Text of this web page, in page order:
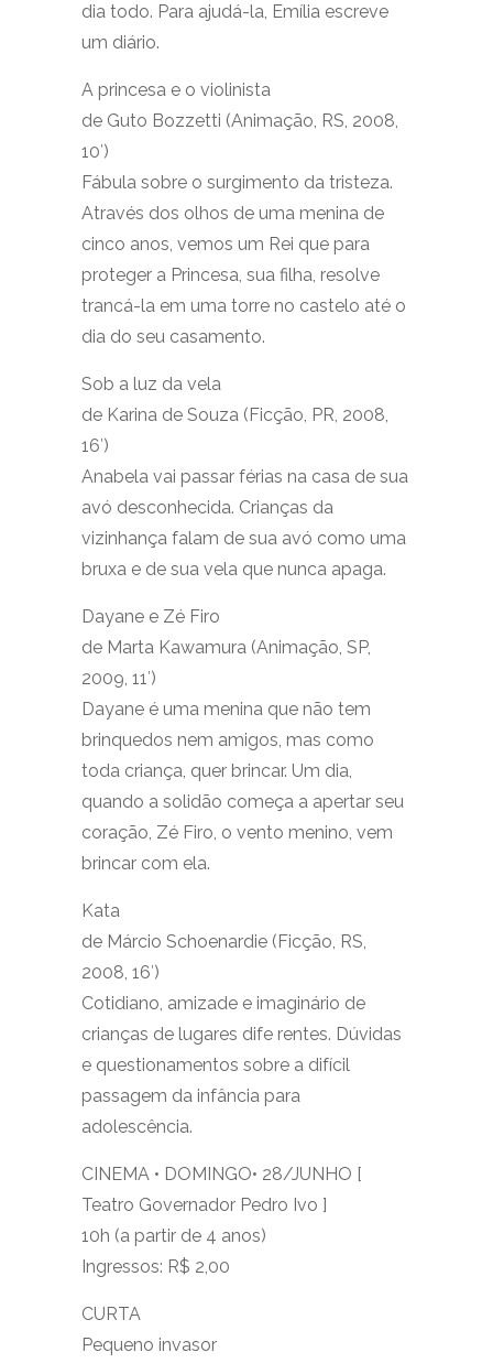
dia todo. Para ajudá-la, Emília escreve
um diário.
A princesa e o violinista
de Guto Bozzetti (Animação, RS, 2008,
10′)
Fábula sobre o surgimento da tristeza.
Através dos olhos de uma menina de
cinco anos, vemos um Rei que para
proteger a Princesa, sua filha, resolve
trancá-la em uma torre no castelo até o
dia do seu casamento.
Sob a luz da vela
de Karina de Souza (Ficção, PR, 2008,
16′)
Anabela vai passar férias na casa de sua
avó desconhecida. Crianças da
vizinhança falam de sua avó como uma
bruxa e de sua vela que nunca apaga.
Dayane e Zé Firo
de Marta Kawamura (Animação, SP,
2009, 11′)
Dayane é uma menina que não tem
brinquedos nem amigos, mas como
toda criança, quer brincar. Um dia,
quando a solidão começa a apertar seu
coração, Zé Firo, o vento menino, vem
brincar com ela.
Kata
de Márcio Schoenardie (Ficção, RS,
2008, 16′)
Cotidiano, amizade e imaginário de
crianças de lugares dife rentes. Dúvidas
e questionamentos sobre a difícil
passagem da infância para
adolescência.
CINEMA • DOMINGO• 28/JUNHO [
Teatro Governador Pedro Ivo ]
10h (a partir de 4 anos)
Ingressos: R$ 2,00
CURTA
Pequeno invasor